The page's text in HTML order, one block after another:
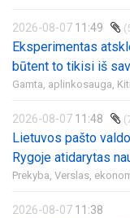
2026-08-07 11:49
Eksperimentas
būtent to tikisi iš
Gamta, aplinkosauga,
2026-08-07 11:48
Lietuvos pašto
Rygoje atidarytas
Prekyba, Verslas,
2026-08-07 11:38